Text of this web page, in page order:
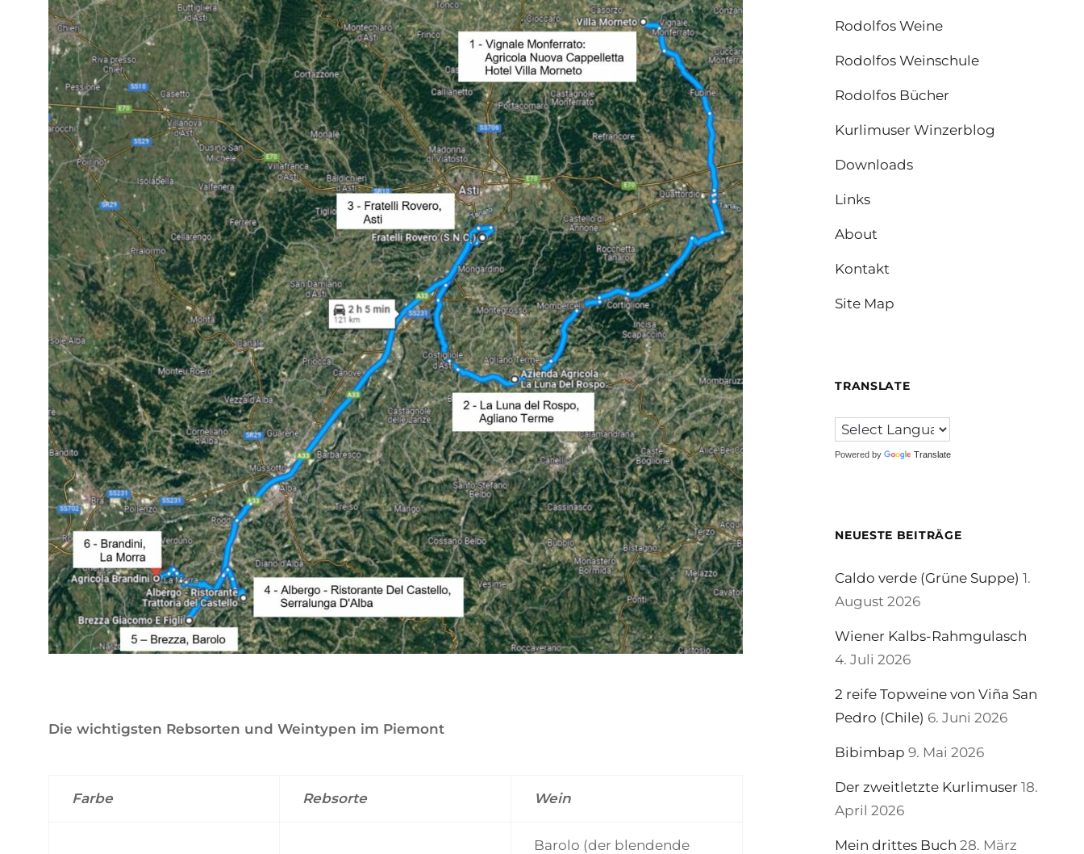
Die wichtigsten Rebsorten und Weintypen im Piemont
Farbe Rebsorte Wein
Barolo (der blendende
Rodolfos Weine
Rodolfos Weinschule
Rodolfos Bücher
Kurlimuser Winzerblog
Downloads
Links
About
Kontakt
Site Map
TRANSLATE
Powered by Translate
NEUESTE BEITRÄGE
Caldo verde (Grüne Suppe) 1.
August 2026
Wiener Kalbs-Rahmgulasch
4. Juli 2026
2 reife Topweine von Viña San
Pedro (Chile) 6. Juni 2026
Bibimbap 9. Mai 2026
Der zweitletzte Kurlimuser 18.
April 2026
Mein drittes Buch 28. März